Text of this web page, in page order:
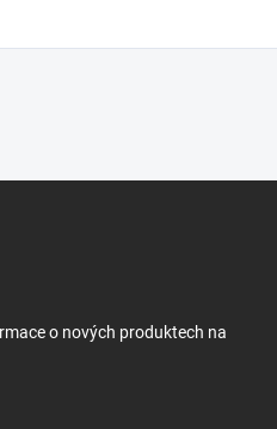
o nových produktech na